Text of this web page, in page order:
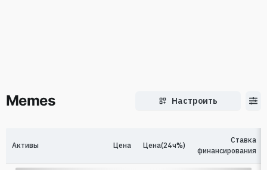
Memes Настроить
Активы Цена Цена(24ч%)
Ставка
финансирования